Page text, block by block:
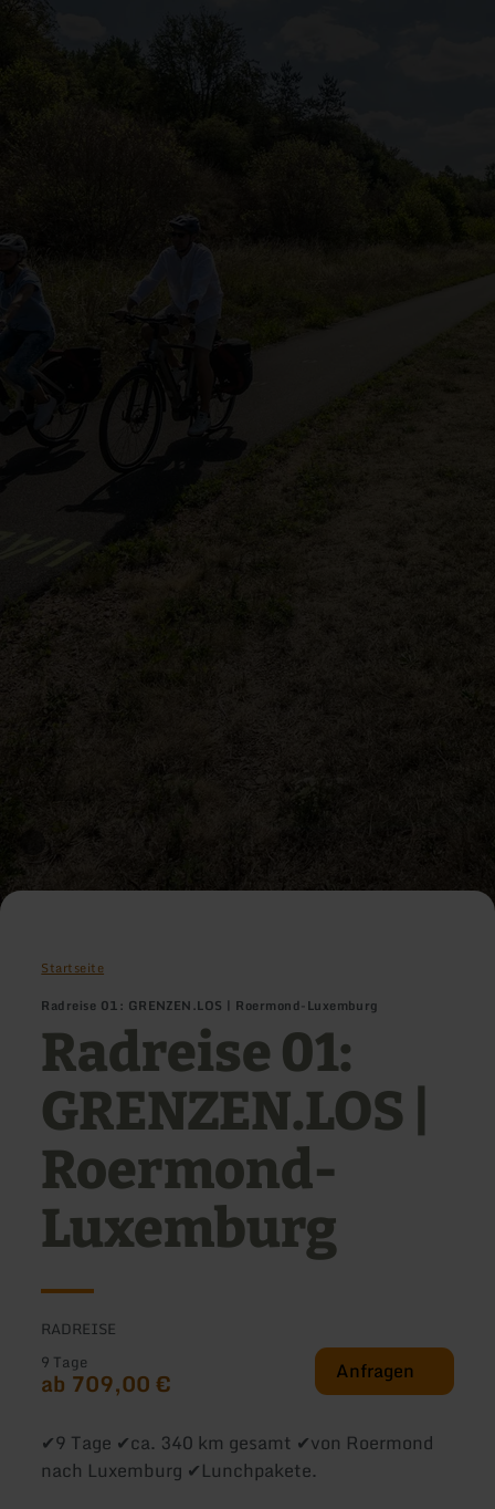
Startseite
Radreise 01: GRENZEN.LOS | Roermond-Luxemburg
Radreise 01:
GRENZEN.LOS |
Roermond-
Luxemburg
RADREISE
9 Tage
ab 709,00 € Anfragen
✔9 Tage ✔ca. 340 km gesamt ✔von Roermond
nach Luxemburg ✔Lunchpakete.